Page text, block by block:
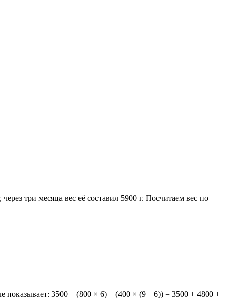
три месяца вес её составил 5900 г. Посчитаем вес по
3500 + (800 × 6) + (400 × (9 – 6)) = 3500 + 4800 +